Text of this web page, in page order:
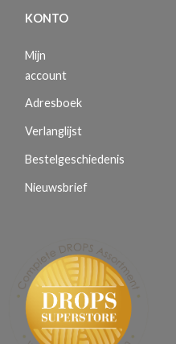
KONTO
Mijn
account
Adresboek
Verlanglijst
Bestelgeschiedenis
Nieuwsbrief